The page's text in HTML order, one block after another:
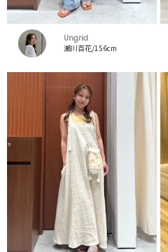
Ungrid
瀬川百花/156cm